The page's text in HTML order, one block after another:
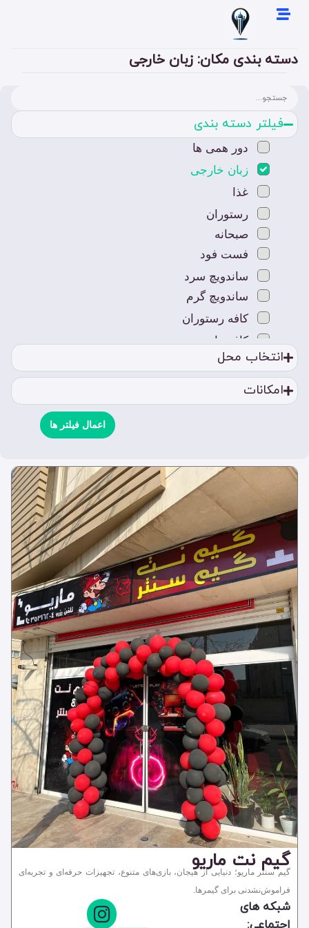
دسته بندی مکان: زبان خارجی
فیلتر دسته بندی
دور همی ها
زبان خارجی
غذا
رستوران
صبحانه
فست فود
ساندویچ سرد
ساندویچ گرم
کافه رستوران
کافه ها
کافه بازی
کافه رستوران
کافه کتاب
کافه کلاسیک
کافه های خاص
کافه های لوکس
کافه ون
مکان های تفریحی
استخر
بیلیارد
پارک
شهربازی
گیم سنتر و گیم نت
مجموعه تفریحی
انتخاب محل
امکانات
اعمال فیلتر ها
گیم نت ماریو
گیم سنتر ماریو؛ دنیایی از هیجان، بازی‌های متنوع، تجهیزات حرفه‌ای و تجربه‌ای
فراموش‌نشدنی برای گیمرها.
شبکه های